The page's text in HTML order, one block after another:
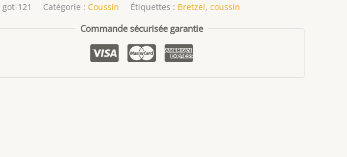
got-121 Catégorie : Coussin Étiquettes : Bretzel, coussin
Commande sécurisée garantie